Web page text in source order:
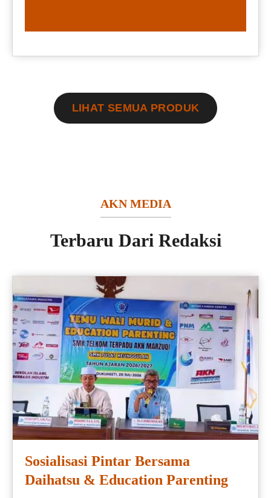
LIHAT SEMUA PRODUK
AKN MEDIA
Terbaru Dari Redaksi
Sosialisasi Pintar Bersama
Daihatsu & Education Parenting